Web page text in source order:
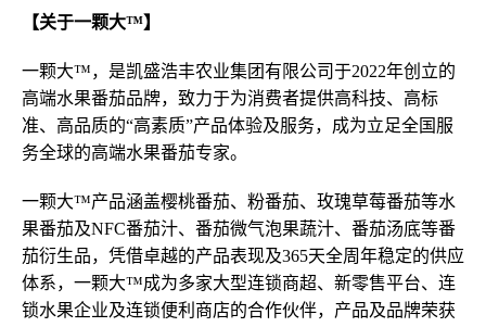
【关于一颗大™】
一颗大™，是凯盛浩丰农业集团有限公司于2022年创立的
高端水果番茄品牌，致力于为消费者提供高科技、高标
准、高品质的“高素质”产品体验及服务，成为立足全国服
务全球的高端水果番茄专家。
一颗大™产品涵盖樱桃番茄、粉番茄、玫瑰草莓番茄等水
果番茄及NFC番茄汁、番茄微气泡果蔬汁、番茄汤底等番
茄衍生品，凭借卓越的产品表现及365天全周年稳定的供应
体系，一颗大™成为多家大型连锁商超、新零售平台、连
锁水果企业及连锁便利商店的合作伙伴，产品及品牌荣获